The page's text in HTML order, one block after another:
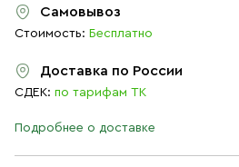
Самовывоз
Стоимость: Бесплатно
Доставка по России
СДЕК: по тарифам ТК
Подробнее о доставке